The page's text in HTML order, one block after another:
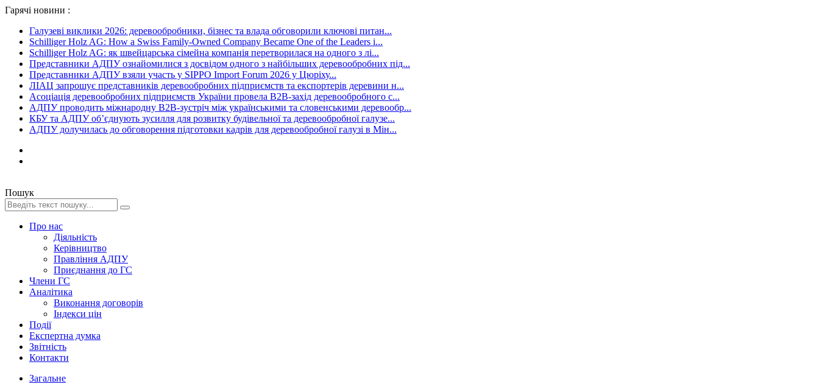
Гарячі новини :
Галузеві виклики 2026: деревообробники, бізнес та влада обговорили ключові питан...
Schilliger Holz AG: How a Swiss Family-Owned Company Became One of the Leaders i...
Schilliger Holz AG: як швейцарська сімейна компанія перетворилася на одного з лі...
Представники АДПУ ознайомилися з досвідом одного з найбільших деревообробних під...
Представники АДПУ взяли участь у SIPPO Import Forum 2026 у Цюріху...
ЛІАЦ запрошує представників деревообробних підприємств та експортерів деревини н...
Асоціація деревообробних підприємств України провела B2B-захід деревообробного с...
АДПУ проводить міжнародну B2B-зустріч між українськими та словенськими деревообр...
КБУ та АДПУ об’єднують зусилля для розвитку будівельної та деревообробної галузе...
АДПУ долучилась до обговорення підготовки кадрів для деревообробної галузі в Мін...
Пошук
Про нас
Діяльність
Керівництво
Правління АДПУ
Приєднання до ГС
Члени ГС
Аналітика
Виконання договорів
Індекси цін
Події
Експертна думка
Звітність
Контакти
Загальне